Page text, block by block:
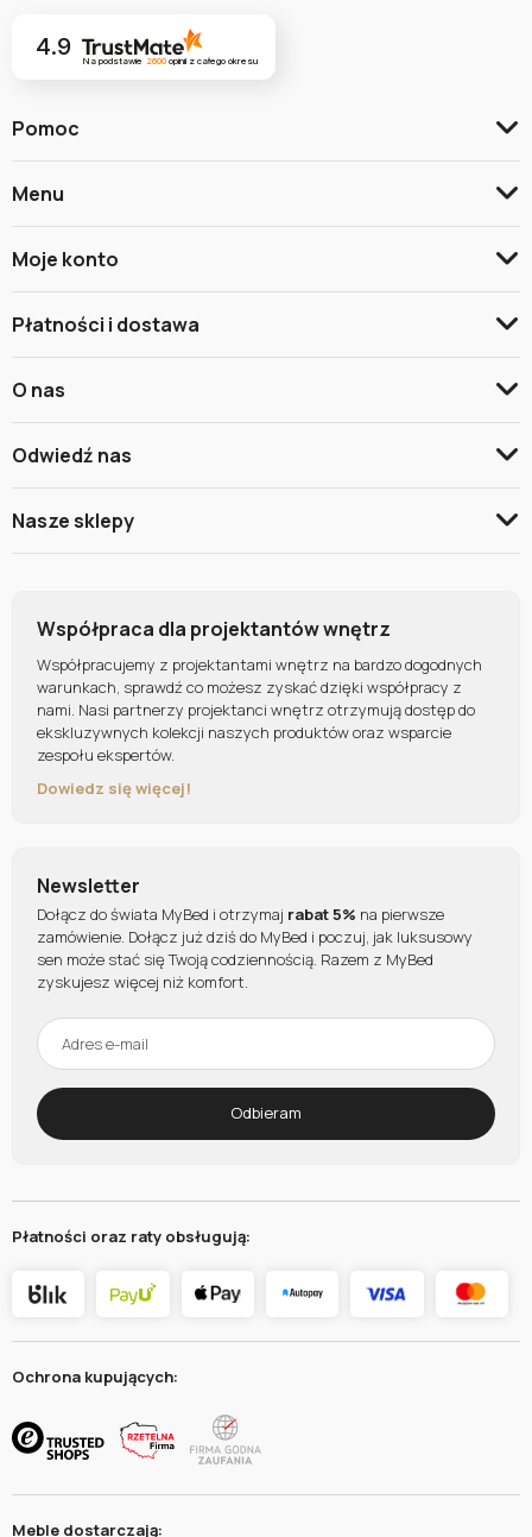
4.9
Na podstawie 2600opinii z całego okresu
Pomoc
Menu
Moje konto
Płatności i dostawa
O nas
Odwiedź nas
Nasze sklepy
Współpraca dla projektantów wnętrz
Współpracujemy z projektantami wnętrz na bardzo dogodnych
warunkach, sprawdź co możesz zyskać dzięki współpracy z
nami. Nasi partnerzy projektanci wnętrz otrzymują dostęp do
ekskluzywnych kolekcji naszych produktów oraz wsparcie
zespołu ekspertów.
Dowiedz się więcej!
Newsletter
Dołącz do świata MyBed i otrzymaj rabat 5% na pierwsze
zamówienie. Dołącz już dziś do MyBed i poczuj, jak luksusowy
sen może stać się Twoją codziennością. Razem z MyBed
zyskujesz więcej niż komfort.
Odbieram
Płatności oraz raty obsługują:
Ochrona kupujących:
Meble dostarczają: